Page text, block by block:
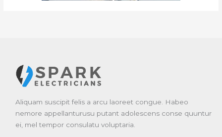
Aliquam suscipit felis a arcu laoreet congue. Habeo
nemore appellanturusu putant adolescens conse quuntur
ei, mel tempor consulatu voluptaria.